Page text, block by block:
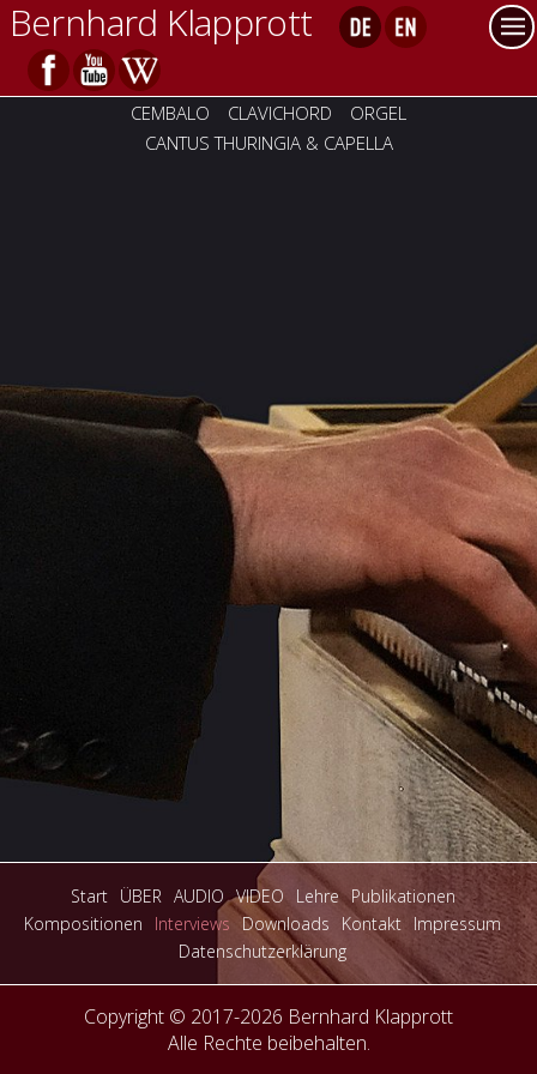
Bernhard Klapprott
CEMBALO CLAVICHORD
ORGEL
CANTUS THURINGIA & CAPELLA
Start ÜBER AUDIO VIDEO Lehre Publikationen
Kompositionen
Interviews Downloads Kontakt Impressum
Datenschutzerklärung
Copyright © 2017-2026 Bernhard Klapprott
Alle Rechte beibehalten.